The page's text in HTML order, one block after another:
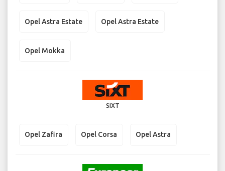
Opel Astra Estate Opel Astra Estate
Opel Mokka
SIXT
Opel Zafira Opel Corsa Opel Astra